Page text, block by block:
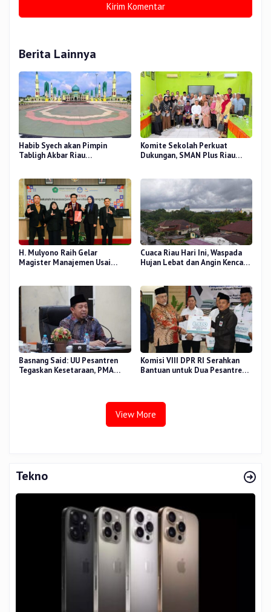
Berita Lainnya
Habib Syech akan Pimpin
Tabligh Akbar Riau
Komite Sekolah Perkuat
Dukungan, SMAN Plus Riau
H. Mulyono Raih Gelar
Magister Manajemen Usai
Cuaca Riau Hari Ini, Waspada
Hujan Lebat dan Angin Kencang
Basnang Said: UU Pesantren
Tegaskan Kesetaraan, PMA
Komisi VIII DPR RI Serahkan
Bantuan untuk Dua Pesantren
View More
Tekno